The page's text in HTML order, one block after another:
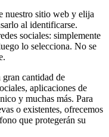
nuestro sitio web y elija
al identificarse.
sociales: simplemente
lo selecciona. No se
cantidad de
aplicaciones de
y muchas más. Para
o existentes, ofrecemos
que protegerán su